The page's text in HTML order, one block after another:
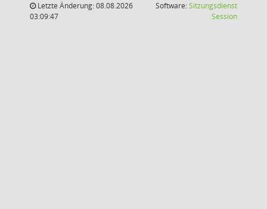
Letzte Änderung: 08.08.2026
03:09:47
Software:Sitzungsdienst
Session(Wird in